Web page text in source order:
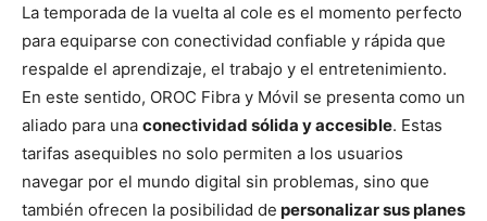
La temporada de la vuelta al cole es el momento perfecto
para equiparse con conectividad confiable y rápida que
respalde el aprendizaje, el trabajo y el entretenimiento.
En este sentido, OROC Fibra y Móvil se presenta como un
aliado para una conectividad sólida y accesible. Estas
tarifas asequibles no solo permiten a los usuarios
navegar por el mundo digital sin problemas, sino que
también ofrecen la posibilidad de personalizar sus planes